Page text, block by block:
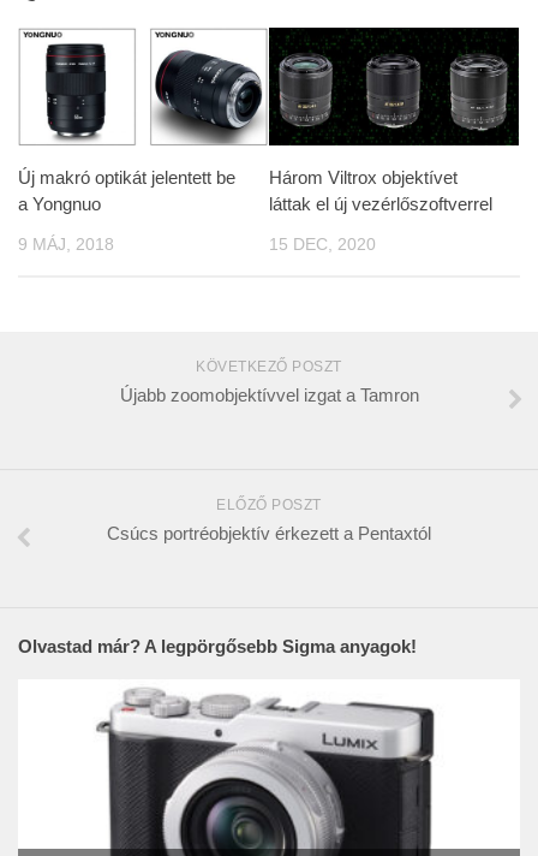
Új makró optikát jelentett be
a Yongnuo
9 MÁJ, 2018
Három Viltrox objektívet
láttak el új vezérlőszoftverrel
15 DEC, 2020
KÖVETKEZŐ POSZT
Újabb zoomobjektívvel izgat a Tamron
ELŐZŐ POSZT
Csúcs portréobjektív érkezett a Pentaxtól
Olvastad már? A legpörgősebb Sigma anyagok!